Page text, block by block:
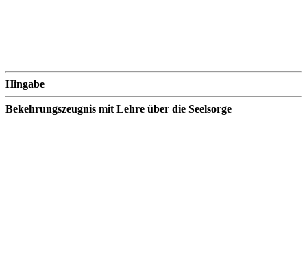
Hingabe
Bekehrungszeugnis mit Lehre über die Seelsorge